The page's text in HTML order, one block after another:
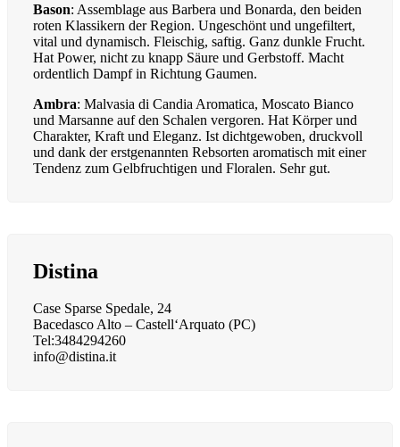
Bason: Assemblage aus Barbera und Bonarda, den beiden
roten Klassikern der Region. Ungeschönt und ungefiltert,
vital und dynamisch. Fleischig, saftig. Ganz dunkle Frucht.
Hat Power, nicht zu knapp Säure und Gerbstoff. Macht
ordentlich Dampf in Richtung Gaumen.
Ambra: Malvasia di Candia Aromatica, Moscato Bianco
und Marsanne auf den Schalen vergoren. Hat Körper und
Charakter, Kraft und Eleganz. Ist dichtgewoben, druckvoll
und dank der erstgenannten Rebsorten aromatisch mit einer
Tendenz zum Gelbfruchtigen und Floralen. Sehr gut.
Distina
Case Sparse Spedale, 24
Bacedasco Alto – Castell‘Arquato (PC)
Tel:3484294260
info@distina.it